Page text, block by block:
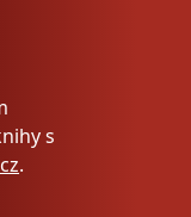
s
.